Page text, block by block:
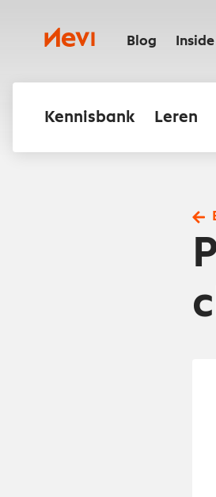
inhoudNevi Blog
Kennisbank Leren